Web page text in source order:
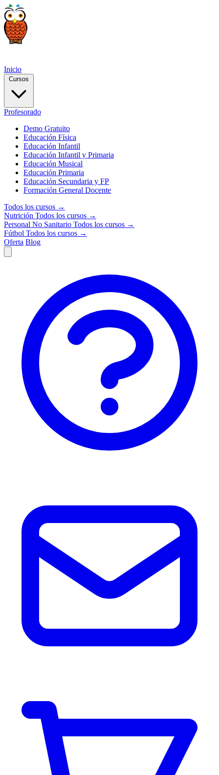
Inicio
Cursos
Profesorado
Demo Gratuito
Educación Física
Educación Infantil
Educación Infantil y Primaria
Educación Musical
Educación Primaria
Educación Secundaria y FP
Formación General Docente
Todos los cursos →
Nutrición Todos los cursos →
Personal No Sanitario Todos los cursos →
Fútbol Todos los cursos →
Oferta Blog